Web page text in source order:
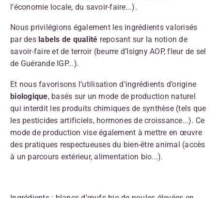
l’économie locale, du savoir-faire...).
Nous privilégions également les ingrédients valorisés
par des labels de qualité reposant sur la notion de
savoir-faire et de terroir (beurre d’Isigny AOP, fleur de sel
de Guérande IGP...).
Et nous favorisons l’utilisation d’ingrédients d’origine
biologique, basés sur un mode de production naturel
qui interdit les produits chimiques de synthèse (tels que
les pesticides artificiels, hormones de croissance...). Ce
mode de production vise également à mettre en œuvre
des pratiques respectueuses du bien-être animal (accès
à un parcours extérieur, alimentation bio...).